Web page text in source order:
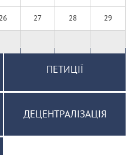
26 27 28 29
ПЕТИЦІЇ
ДЕЦЕНТРАЛІЗАЦІЯ